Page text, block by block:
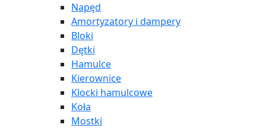
Napęd
Amortyzatory i dampery
Bloki
Dętki
Hamulce
Kierownice
Klocki hamulcowe
Koła
Mostki